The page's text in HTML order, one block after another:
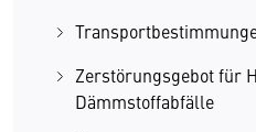
Zerstörungsgebot für
Dämmstoffabfälle